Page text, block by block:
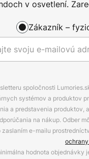
v osvetlení.
Zákazník –
spoločnosti
systémov a produktov
a predstavenia produktov,
na nákup. Odber
e-mailu
hodnota objednávky